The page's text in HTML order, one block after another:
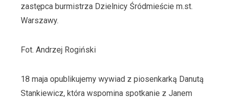
zastępca burmistrza Dzielnicy Śródmieście m.st.
Warszawy.
Fot. Andrzej Rogiński
18 maja opublikujemy wywiad z piosenkarką Danutą
Stankiewicz, która wspomina spotkanie z Janem